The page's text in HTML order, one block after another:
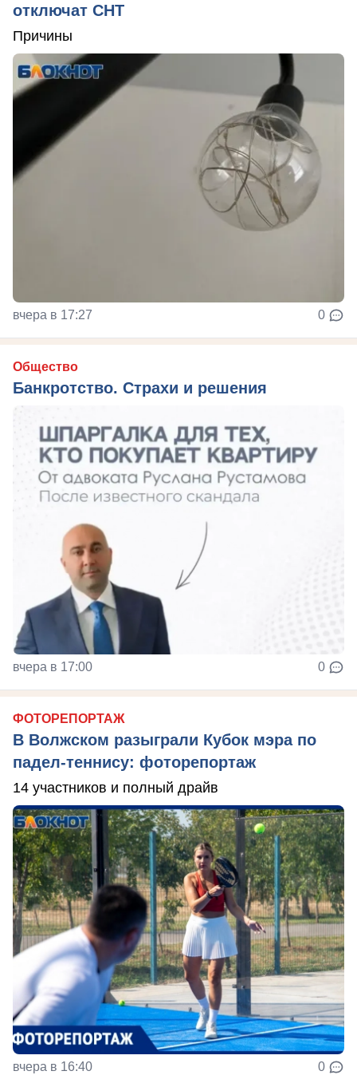
отключат СНТ
Причины
вчера в 17:27 0
Общество
Банкротство. Страхи и решения
вчера в 17:00 0
ФОТОРЕПОРТАЖ
В Волжском разыграли Кубок мэра по
падел-теннису: фоторепортаж
14 участников и полный драйв
вчера в 16:40 0